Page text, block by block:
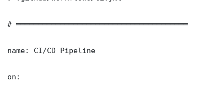
# ═══════════════════════════════════════
name: CI/CD Pipeline
on: